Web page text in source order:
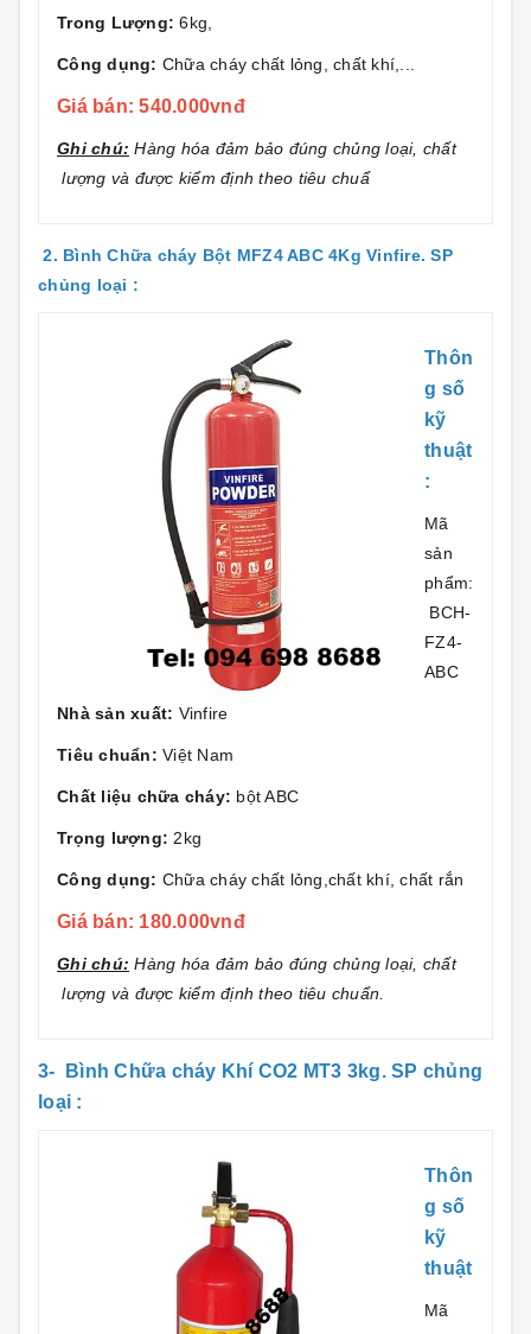
Trong Lượng: 6kg,
Công dụng: Chữa cháy chất lỏng, chất khí,...
Giá bán: 540.000vnđ
Ghi chú: Hàng hóa đảm bảo đúng chủng loại, chất
lượng và được kiểm định theo tiêu chuẩ
2. Bình Chữa cháy Bột MFZ4 ABC 4Kg Vinfire. SP
chủng loại :
Thôn
g số
kỹ
thuật
:
Mã
sản
phẩm:
BCH-
FZ4-
ABC
Nhà sản xuất: Vinfire
Tiêu chuẩn: Việt Nam
Chất liệu chữa cháy: bột ABC
Trọng lượng: 2kg
Công dụng: Chữa cháy chất lỏng,chất khí, chất rắn
Giá bán: 180.000vnđ
Ghi chú: Hàng hóa đảm bảo đúng chủng loại, chất
lượng và được kiểm định theo tiêu chuẩn.
3- Bình Chữa cháy Khí CO2 MT3 3kg. SP chủng
loại :
Thôn
g số
kỹ
thuật
Mã